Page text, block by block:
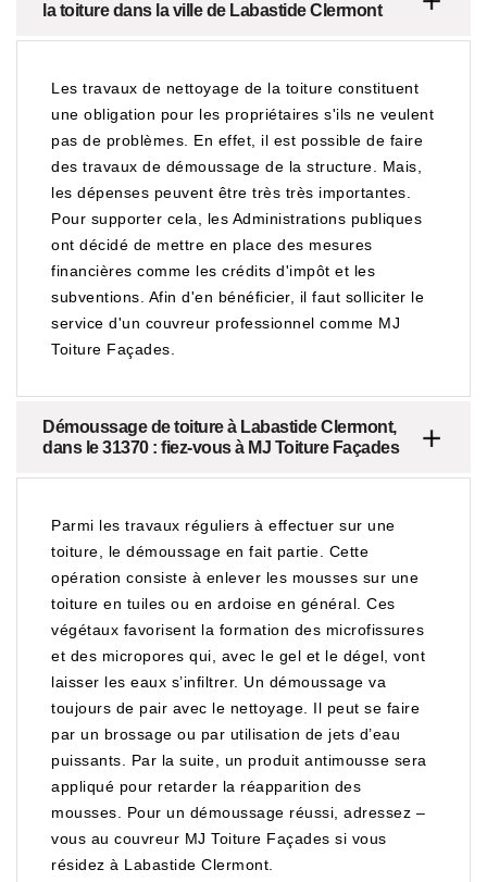
la toiture dans la ville de Labastide Clermont
Les travaux de nettoyage de la toiture constituent
une obligation pour les propriétaires s'ils ne veulent
pas de problèmes. En effet, il est possible de faire
des travaux de démoussage de la structure. Mais,
les dépenses peuvent être très très importantes.
Pour supporter cela, les Administrations publiques
ont décidé de mettre en place des mesures
financières comme les crédits d'impôt et les
subventions. Afin d'en bénéficier, il faut solliciter le
service d'un couvreur professionnel comme MJ
Toiture Façades.
Démoussage de toiture à Labastide Clermont,
dans le 31370 : fiez-vous à MJ Toiture Façades
Parmi les travaux réguliers à effectuer sur une
toiture, le démoussage en fait partie. Cette
opération consiste à enlever les mousses sur une
toiture en tuiles ou en ardoise en général. Ces
végétaux favorisent la formation des microfissures
et des micropores qui, avec le gel et le dégel, vont
laisser les eaux s’infiltrer. Un démoussage va
toujours de pair avec le nettoyage. Il peut se faire
par un brossage ou par utilisation de jets d’eau
puissants. Par la suite, un produit antimousse sera
appliqué pour retarder la réapparition des
mousses. Pour un démoussage réussi, adressez –
vous au couvreur MJ Toiture Façades si vous
résidez à Labastide Clermont.